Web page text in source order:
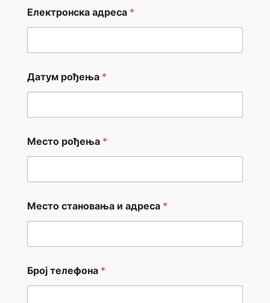
Електронска адреса *
Датум рођења *
Место рођења *
Е
л
р
о
н
Место становања и адреса *
Број телефона *